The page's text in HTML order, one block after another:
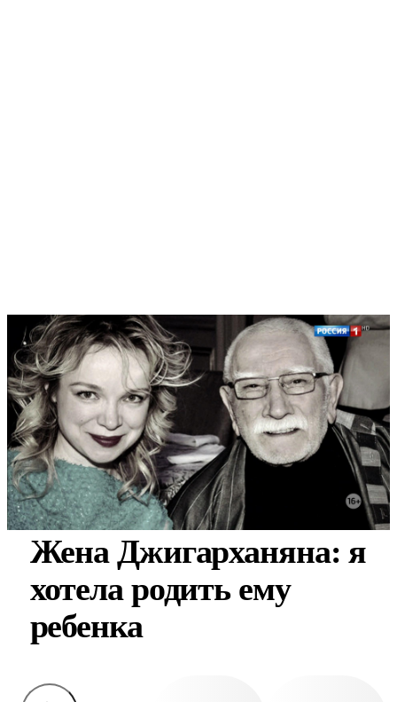
Жена Джигарханяна: я
хотела родить ему
ребенка